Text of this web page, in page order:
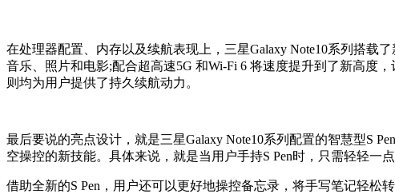
在处理器配置、内存以及续航表现上，三星Galaxy Note10系列搭载
音乐、照片和电影;配合超高速5G 和Wi-Fi 6 将速度提升到了新高度
则均为用户提供了持久续航动力。
最后要说的亮点设计，就是三星Galaxy Note10系列配置的智慧型S
空操控的新技能。具体来说，就是当用户手持S Pen时，只需轻轻一
借助全新的S Pen，用户还可以更好地操控备忘录，将手写笔记轻松